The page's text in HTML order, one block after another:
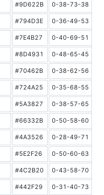
#9D622B 0-38-73-38
#794D3E 0-36-49-53
#7E4B27 0-40-69-51
#8D4931 0-48-65-45
#70462B 0-38-62-56
#724A25 0-35-68-55
#5A3827 0-38-57-65
#66332B 0-50-58-60
#4A3526 0-28-49-71
#5E2F26 0-50-60-63
#4C2B20 0-43-58-70
#442F29 0-31-40-73